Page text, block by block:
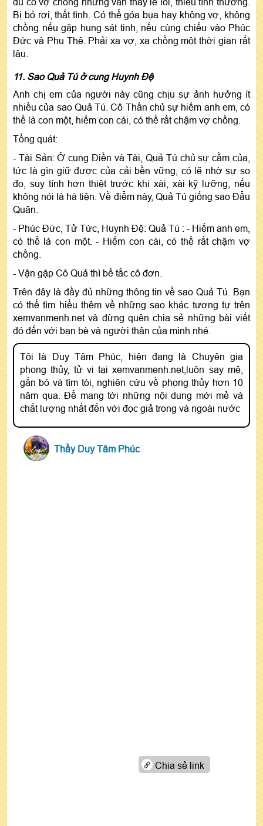
Bị bỏ rơi, thất tình. Có thể góa bụa hay không vợ, không
chồng nếu gặp hung sát tinh, nếu cùng chiếu vào Phúc
Đức và Phu Thê. Phải xa vợ, xa chồng một thời gian rất
lâu.
11. Sao Quả Tú ở cung Huynh Đệ
Anh chị em của người này cũng chịu sự ảnh hưởng ít
nhiều của sao Quả Tú. Cô Thần chủ sự hiếm anh em, có
thể là con một, hiếm con cái, có thể rất chậm vợ chồng.
Tổng quát:
- Tài Sản: Ở cung Điền và Tài, Quả Tú chủ sự cầm của,
tức là gìn giữ được của cải bền vững, có lẽ nhờ sự so
đo, suy tính hơn thiệt trước khi xài, xài kỹ lưỡng, nếu
không nói là hà tiện. Về điểm này, Quả Tú giống sao Đẩu
Quân.
- Phúc Đức, Tử Tức, Huynh Đệ: Quả Tú : - Hiếm anh em,
có thể là con một. - Hiếm con cái, có thể rất chậm vợ
chồng.
- Vận gặp Cô Quả thì bế tắc cô đơn.
Trên đây là đầy đủ những thông tin về sao Quả Tú. Bạn
có thể tìm hiểu thêm về những sao khác tương tự trên
xemvanmenh.net và đừng quên chia sẻ những bài viết
đó đến với bạn bè và người thân của mình nhé.
Tôi là Duy Tâm Phúc, hiện đang là Chuyên gia
phong thủy, tử vi tại xemvanmenh.net,luôn say mê,
gắn bó và tìm tòi, nghiên cứu về phong thủy hơn 10
năm qua. Để mang tới những nội dung mới mẻ và
chất lượng nhất đến với đọc giả trong và ngoài nước
Thầy Duy Tâm Phúc
Chia sẻ link